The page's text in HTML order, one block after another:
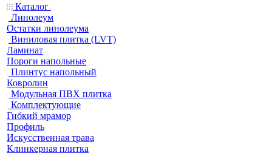
Каталог
Линолеум
Остатки линолеума
Виниловая плитка (LVT)
Ламинат
Пороги напольные
Плинтус напольный
Ковролин
Модульная ПВХ плитка
Комплектующие
Гибкий мрамор
Профиль
Искусственная трава
Клинкерная плитка